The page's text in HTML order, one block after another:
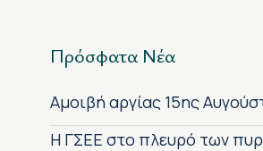
Πρόσφατα Νέα
Αμοιβή αργίας 15ης
H ΓΣΕΕ στο πλευρό των